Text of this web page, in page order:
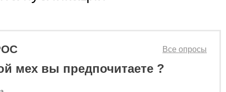
мех вы предпочитаете ?
Все опросы